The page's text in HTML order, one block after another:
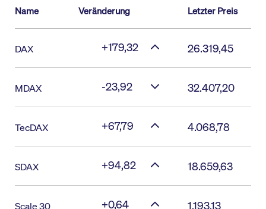
Name Veränderung Letzter Preis
DAX +179,32 26.319,45
MDAX -23,92 32.407,20
TecDAX +67,79 4.068,78
SDAX +94,82 18.659,63
Scale 30 +0,64 1.193,13